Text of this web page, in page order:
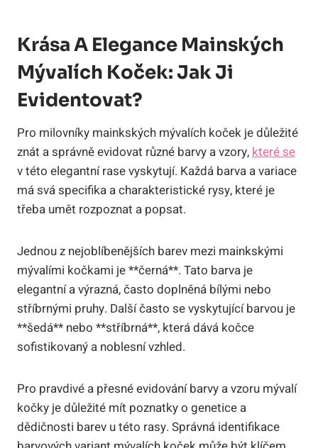
Krása A Elegance Mainských
Mývalích Koček: Jak Ji
Evidentovat?
Pro milovníky mainkských mývalích koček je důležité
znát a správně evidovat různé barvy a vzory,které se
v této elegantní rase vyskytují. Každá barva a variace
má svá specifika a charakteristické rysy, které je
třeba umět rozpoznat a popsat.
Jednou z nejoblíbenějších barev mezi mainkskými
mývalími kočkami je **černá**. Tato barva je
elegantní a výrazná, často doplněná bílými nebo
stříbrnými pruhy. Další často se vyskytující barvou je
**šedá** nebo **stříbrná**, která dává kočce
sofistikovaný a noblesní vzhled.
Pro pravdivé a přesné evidování barvy a vzoru mývalí
kočky je důležité mít poznatky o genetice a
dědičnosti barev u této rasy. Správná identifikace